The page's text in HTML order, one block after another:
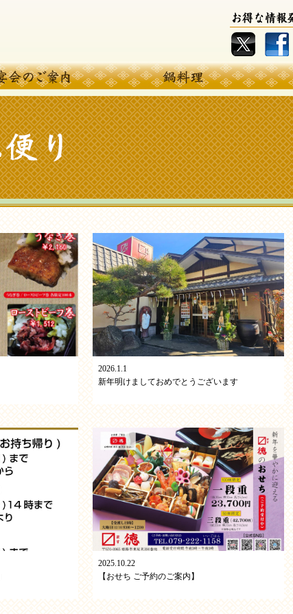
2026.1.1
新年明けましておめでとうございます
2025.10.22
【おせち ご予約のご案内】